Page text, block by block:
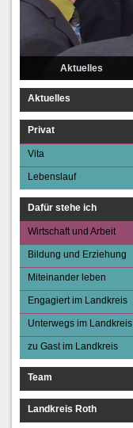
Aktuelles
Aktuelles
Privat
Vita
Lebenslauf
Dafür stehe ich
Wirtschaft und Arbeit
Bildung und Erziehung
Miteinander leben
Engagiert im Landkreis
Unterwegs im Landkreis
zu Gast im Landkreis
Team
Landkreis Roth